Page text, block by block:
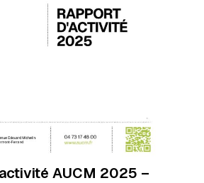
AUCM 2025 –